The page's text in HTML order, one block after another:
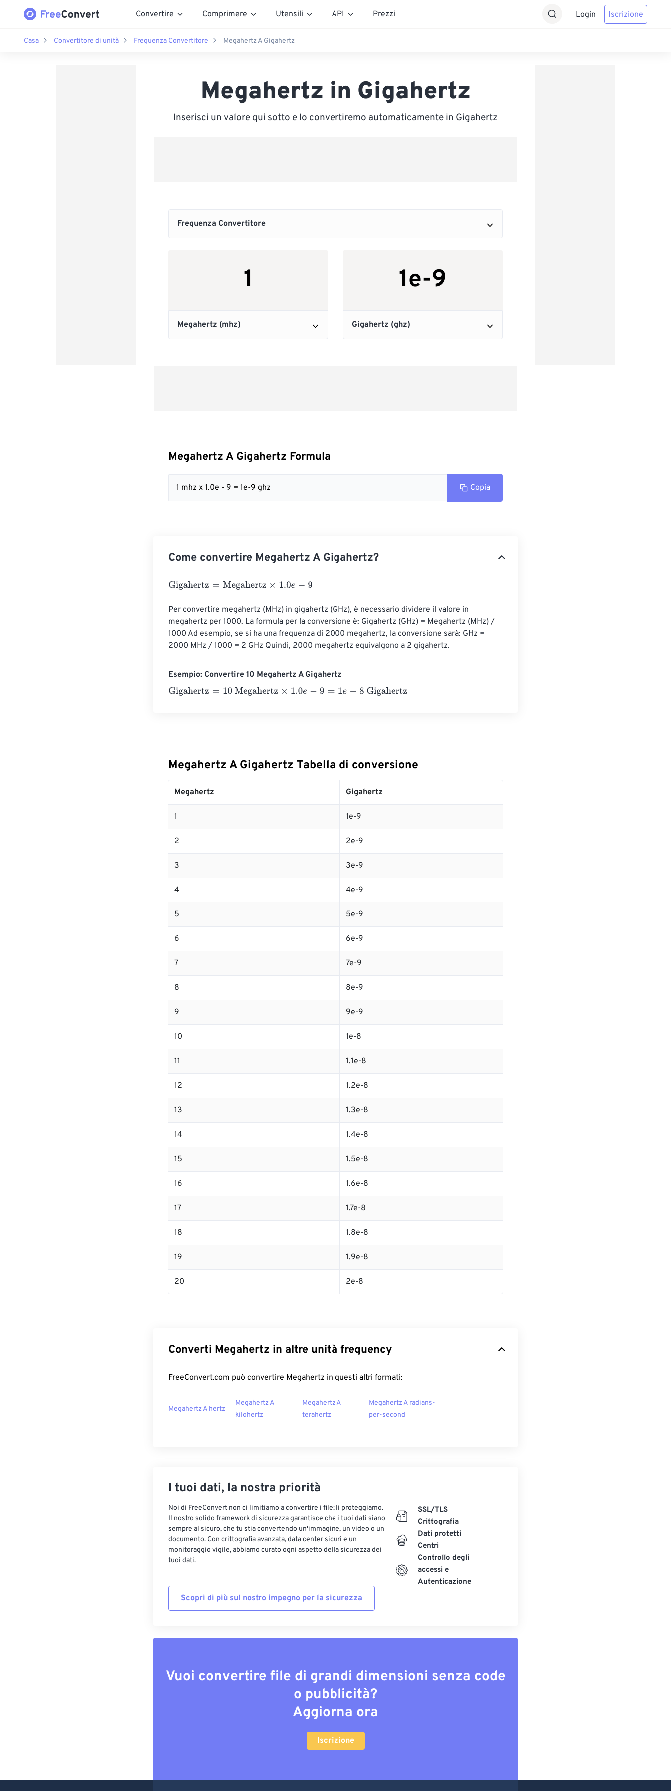
Convertire Comprimere Utensili API Prezzi Login Iscrizione
Casa Convertitore di unità Frequenza Convertitore Megahertz A Gigahertz
Megahertz in Gigahertz
Inserisci un valore qui sotto e lo convertiremo automaticamente in Gigahertz
Megahertz A Gigahertz Formula
1 mhz x 1.0e - 9 = 1e-9 ghz Copia
Come convertire Megahertz A Gigahertz?
Gigahertz=Megahertz×1.0e 9
Per convertire megahertz (MHz) in gigahertz (GHz), è necessario dividere il valore in
megahertz per 1000. La formula per la conversione è: Gigahertz (GHz) = Megahertz (MHz) /
1000 Ad esempio, se si ha una frequenza di 2000 megahertz, la conversione sarà: GHz =
2000 MHz / 1000 = 2 GHz Quindi, 2000 megahertz equivalgono a 2 gigahertz.
Esempio: Convertire 10 Megahertz A Gigahertz
Gigahertz=10 Megahertz×1.0e- 9= 1e-8 Gigahertz
Megahertz A Gigahertz Tabella di conversione
Megahertz Gigahertz
1 1e-9
2 2e-9
3 3e-9
4 4e-9
5 5e-9
6 6e-9
7 7e-9
8 8e-9
9 9e-9
10 1e-8
11 1.1e-8
12 1.2e-8
13 1.3e-8
14 1.4e-8
15 1.5e-8
16 1.6e-8
17 1.7e-8
18 1.8e-8
19 1.9e-8
20 2e-8
Converti Megahertz in altre unità frequency
FreeConvert.com può convertire Megahertz in questi altri formati:
Megahertz A hertz
Megahertz A
kilohertz
Megahertz A
terahertz
Megahertz A radians-
per-second
I tuoi dati, la nostra priorità
Noi di FreeConvert non ci limitiamo a convertire i file: li proteggiamo.
Il nostro solido framework di sicurezza garantisce che i tuoi dati siano
sempre al sicuro, che tu stia convertendo un'immagine, un video o un
documento. Con crittografia avanzata, data center sicuri e un
monitoraggio vigile, abbiamo curato ogni aspetto della sicurezza dei
tuoi dati.
Scopri di più sul nostro impegno per la sicurezza
SSL/TLS
Crittografia
Dati protetti
Centri
Controllo degli
accessi e
Autenticazione
Vuoi convertire file di grandi dimensioni senza code
o pubblicità?
Aggiorna ora
Iscrizione